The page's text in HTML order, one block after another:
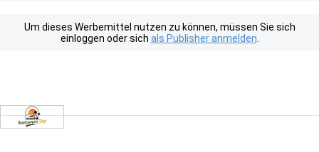
Um dieses Werbemittel nutzen zu können, müssen Sie sich
einloggen oder sich als Publisher anmelden